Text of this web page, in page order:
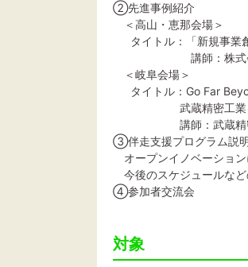
②先進事例紹介
＜高山・恵那会場＞
タイトル：「新規事業
講師：株式会社
＜岐阜会場＞
タイトル：Go Far
武蔵精密工業
講師：武蔵精密工
③伴走支援プログラム説
オープンイノベーション
今後のスケジュールなど
④参加者交流会
対象